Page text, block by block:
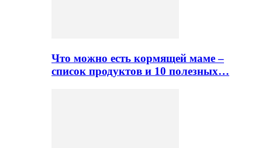
Что можно есть кормящей маме –
список продуктов и 10 полезных…